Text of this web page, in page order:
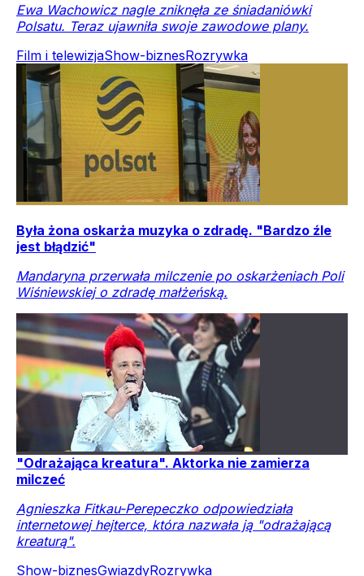
Ewa Wachowicz nagle zniknęła ze śniadaniówki
Polsatu. Teraz ujawniła swoje zawodowe plany.
Film i telewizjaShow-biznesRozrywka
Była żona oskarża muzyka o zdradę. "Bardzo źle
jest błądzić"
Mandaryna przerwała milczenie po oskarżeniach Poli
Wiśniewskiej o zdradę małżeńską.
"Odrażająca kreatura". Aktorka nie zamierza
milczeć
Agnieszka Fitkau-Perepeczko odpowiedziała
internetowej hejterce, która nazwała ją "odrażającą
kreaturą".
Show-biznesGwiazdyRozrywka